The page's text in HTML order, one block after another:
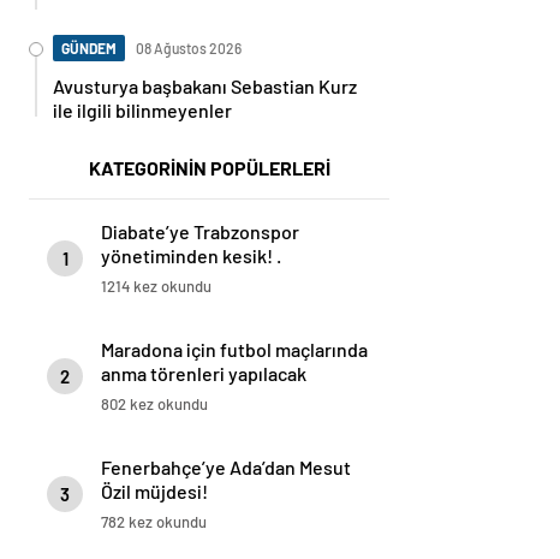
GÜNDEM 08 Ağustos 2026
Avusturya başbakanı Sebastian Kurz
ile ilgili bilinmeyenler
KATEGORİNİN POPÜLERLERİ
1
Diabate’ye Trabzonspor
yönetiminden kesik! .
1214 kez okundu
2
Maradona için futbol maçlarında
anma törenleri yapılacak
802 kez okundu
3
Fenerbahçe’ye Ada’dan Mesut
Özil müjdesi!
782 kez okundu